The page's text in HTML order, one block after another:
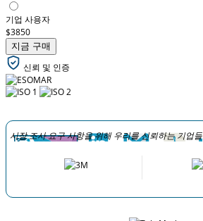
기업 사용자
$3850
지금 구매
신뢰 및 인증
시장 조사 요구 사항을 위해 우리를 신뢰하는 기업들